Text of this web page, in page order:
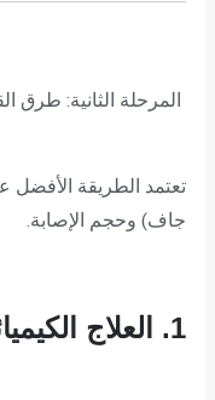
المرحلة الثانية: طرق
تعتمد الطريقة
جاف) وحجم الإصابة.
1. العلاج الكيميائي (الأكثر شيوعاً وفعالية)